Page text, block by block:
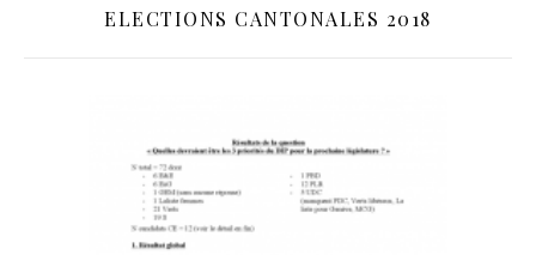
ELECTIONS CANTONALES 2018